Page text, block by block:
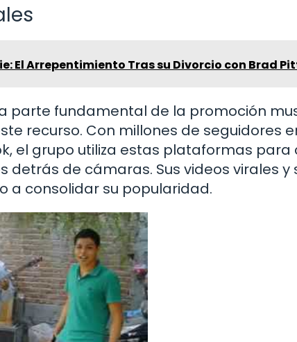
El Arrepentimiento Tras su Divorcio con Brad
parte fundamental de la promoción
recurso. Con millones de seguidores
el grupo utiliza estas plataformas
de cámaras. Sus videos virales y
a consolidar su popularidad.